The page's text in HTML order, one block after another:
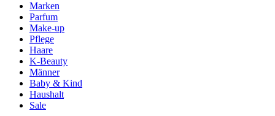
Marken
Parfum
Make-up
Pflege
Haare
K-Beauty
Männer
Baby & Kind
Haushalt
Sale